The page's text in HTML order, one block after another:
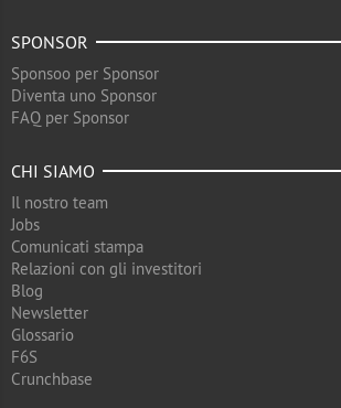
SPONSOR
Sponsoo per Sponsor
Diventa uno Sponsor
FAQ per Sponsor
CHI SIAMO
Il nostro team
Jobs
Comunicati stampa
Relazioni con gli investitori
Blog
Newsletter
Glossario
F6S
Crunchbase